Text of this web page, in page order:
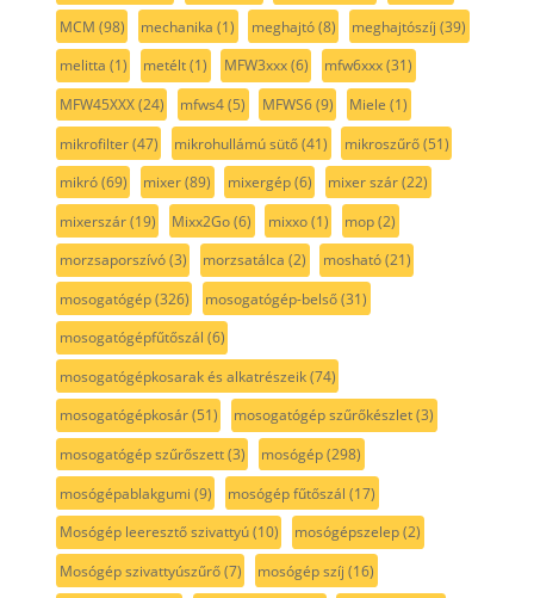
MCM (98) mechanika (1) meghajtó(8) meghajtószíj (39)
melitta (1) metélt(1) MFW3xxx(6) mfw6xxx(31)
MFW45XXX(24) mfws4(5) MFWS6(9) Miele (1)
mikrofilter(47) mikrohullámú sütő(41) mikroszűrő(51)
mikró(69) mixer(89) mixergép(6) mixer szár(22)
mixerszár(19) Mixx2Go(6) mixxo(1) mop(2)
morzsaporszívó(3) morzsatálca (2) mosható(21)
mosogatógép(326) mosogatógép-belső(31)
mosogatógépfűtőszál (6)
mosogatógépkosarak és alkatrészeik(74)
mosogatógépkosár(51) mosogatógép szűrőkészlet(3)
mosogatógép szűrőszett(3) mosógép(298)
mosógépablakgumi (9) mosógép fűtőszál (17)
Mosógép leeresztő szivattyú(10) mosógépszelep(2)
Mosógép szivattyúszűrő(7) mosógép szíj (16)